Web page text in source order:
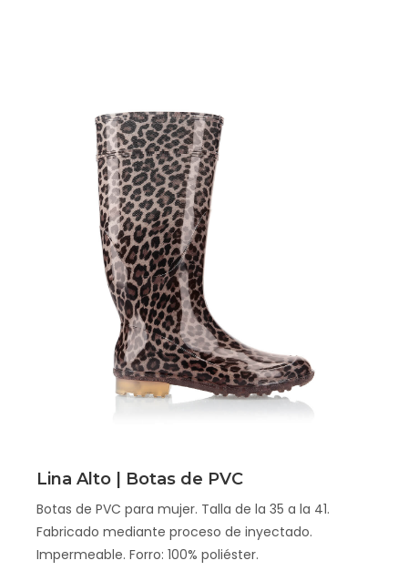
Scopri
Lina Alto | Botas de PVC
Botas de PVC para mujer. Talla de la 35 a la 41.
Fabricado mediante proceso de inyectado.
Impermeable. Forro: 100% poliéster.